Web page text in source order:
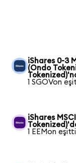
iShares 0-3
(Ondo
1 SGOVon
iShares
1 EEMon